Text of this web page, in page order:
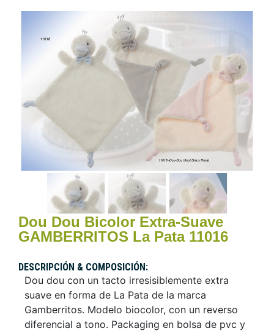
Dou Dou Bicolor Extra-Suave
GAMBERRITOS La Pata 11016
DESCRIPCIÓN & COMPOSICIÓN:
Dou dou con un tacto irresisiblemente extra
suave en forma de La Pata de la marca
Gamberritos. Modelo biocolor, con un reverso
diferencial a tono. Packaging en bolsa de pvc y